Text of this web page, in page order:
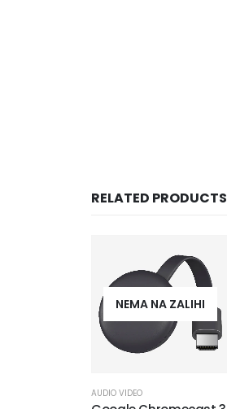
RELATED PRODUCTS
NEMA NA ZALIHI
AUDIO VIDEO